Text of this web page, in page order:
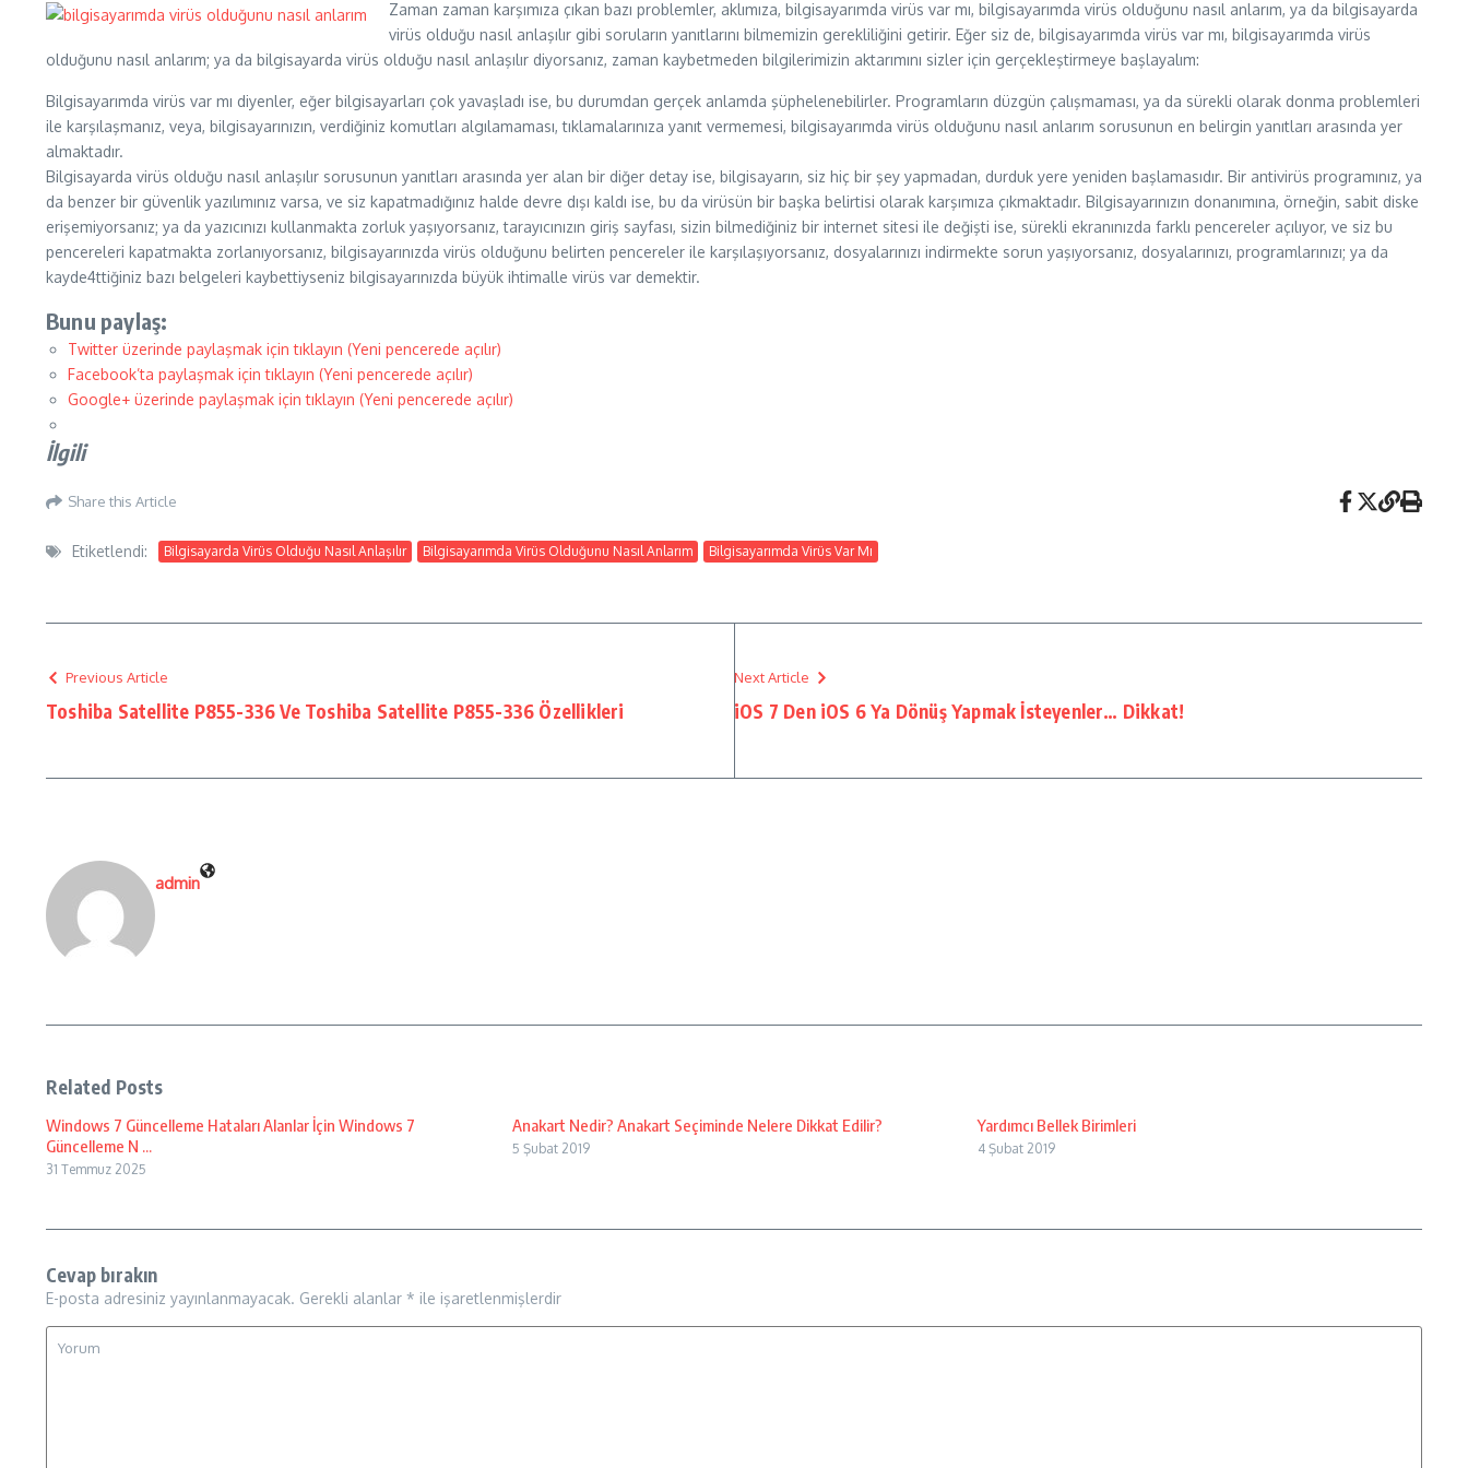
Zaman zaman karşımıza çıkan bazı problemler, aklımıza, bilgisayarımda virüs var mı, bilgisayarımda virüs olduğunu nasıl anlarım, ya da bilgisayarda
virüs olduğu nasıl anlaşılır gibi soruların yanıtlarını bilmemizin gerekliliğini getirir. Eğer siz de, bilgisayarımda virüs var mı, bilgisayarımda virüs
olduğunu nasıl anlarım; ya da bilgisayarda virüs olduğu nasıl anlaşılır diyorsanız, zaman kaybetmeden bilgilerimizin aktarımını sizler için gerçekleştirmeye başlayalım:
Bilgisayarımda virüs var mı diyenler, eğer bilgisayarları çok yavaşladı ise, bu durumdan gerçek anlamda şüphelenebilirler. Programların düzgün çalışmaması, ya da sürekli olarak donma problemleri
ile karşılaşmanız, veya, bilgisayarınızın, verdiğiniz komutları algılamaması, tıklamalarınıza yanıt vermemesi, bilgisayarımda virüs olduğunu nasıl anlarım sorusunun en belirgin yanıtları arasında yer
almaktadır.
Bilgisayarda virüs olduğu nasıl anlaşılır sorusunun yanıtları arasında yer alan bir diğer detay ise, bilgisayarın, siz hiç bir şey yapmadan, durduk yere yeniden başlamasıdır. Bir antivirüs programınız, ya
da benzer bir güvenlik yazılımınız varsa, ve siz kapatmadığınız halde devre dışı kaldı ise, bu da virüsün bir başka belirtisi olarak karşımıza çıkmaktadır. Bilgisayarınızın donanımına, örneğin, sabit diske
erişemiyorsanız; ya da yazıcınızı kullanmakta zorluk yaşıyorsanız, tarayıcınızın giriş sayfası, sizin bilmediğiniz bir internet sitesi ile değişti ise, sürekli ekranınızda farklı pencereler açılıyor, ve siz bu
pencereleri kapatmakta zorlanıyorsanız, bilgisayarınızda virüs olduğunu belirten pencereler ile karşılaşıyorsanız, dosyalarınızı indirmekte sorun yaşıyorsanız, dosyalarınızı, programlarınızı; ya da
kayde4ttiğiniz bazı belgeleri kaybettiyseniz bilgisayarınızda büyük ihtimalle virüs var demektir.
Bunu paylaş:
Twitter üzerinde paylaşmak için tıklayın (Yeni pencerede açılır)
Facebook’ta paylaşmak için tıklayın (Yeni pencerede açılır)
Google+ üzerinde paylaşmak için tıklayın (Yeni pencerede açılır)
İlgili
Share this Article
Etiketlendi: Bilgisayarda Virüs Olduğu Nasıl Anlaşılır Bilgisayarımda Virüs Olduğunu Nasıl Anlarım Bilgisayarımda Virüs Var Mı
Previous Article
Toshiba Satellite P855-336 Ve Toshiba Satellite P855-336 Özellikleri
Next Article
iOS 7 Den iOS 6 Ya Dönüş Yapmak İsteyenler… Dikkat!
admin
Related Posts
Windows 7 Güncelleme Hataları Alanlar İçin Windows 7
Güncelleme N ...
31 Temmuz 2025
Anakart Nedir? Anakart Seçiminde Nelere Dikkat Edilir?
5 Şubat 2019
Yardımcı Bellek Birimleri
4 Şubat 2019
Cevap bırakın
E-posta adresiniz yayınlanmayacak. Gerekli alanlar * ile işaretlenmişlerdir